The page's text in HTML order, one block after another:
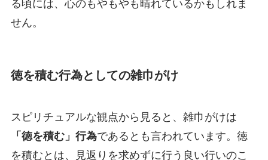
る頃には、心のもやもやも晴れているかもしれま
せん。
徳を積む行為としての雑巾がけ
スピリチュアルな観点から見ると、雑巾がけは
「徳を積む」行為であるとも言われています。徳
を積むとは、見返りを求めずに行う良い行いのこ